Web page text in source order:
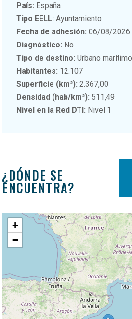
País: España
Tipo EELL: Ayuntamiento
Fecha de adhesión: 06/08/2026
Diagnóstico: No
Tipo de destino: Urbano marítimo
Habitantes: 12.107
Superficie (km²): 2.367,00
Densidad (hab/km²): 511,49
Nivel en la Red DTI: Nivel 1
¿DÓNDE SE
ENCUENTRA?
+
−